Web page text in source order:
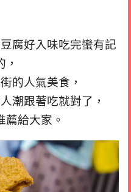
腐好入味吃完蠻有記
，
的人氣美食，
潮跟著吃就對了，
薦給大家。